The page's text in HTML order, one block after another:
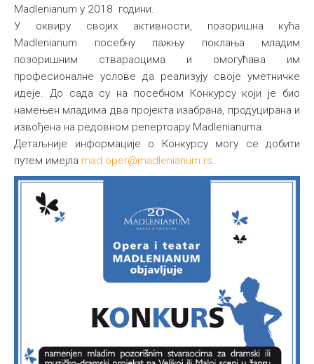
Madlenianum у 2018. години.
У оквиру својих активности, позоришна кућа
Madlenianum посебну пажњу поклања младим
позоришним ствараоцима и омогућава им
професионалне услове да реализују своје уметничке
идеје. До сада су на посебном Конкурсу који је био
намењен младима два пројекта изабрана, продуцирана и
извођена на редовном репертоару Madlenianuma.
Детаљније информације о Конкурсу могу се добити
путем имејла mad.oper@madlenianum.rs.